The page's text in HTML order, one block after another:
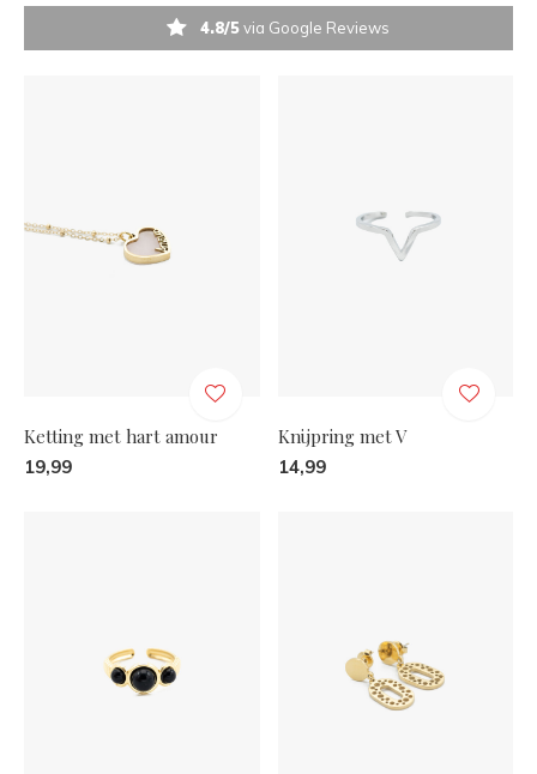
4.8/5via Google Reviews
Ketting met hart amour
19,99
Knijpring met V
14,99